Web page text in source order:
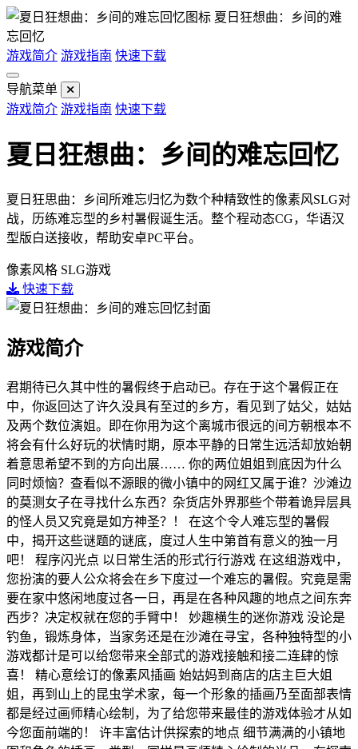
夏日狂想曲：乡间的难
忘回忆
游戏简介 游戏指南 快速下载
导航菜单
游戏简介 游戏指南 快速下载
夏日狂想曲：乡间的难忘回忆
夏日狂思曲：乡间所难忘归忆为数个种精致性的像素风SLG对
战，历练难忘型的乡村暑假诞生活。整个程动态CG，华语汉
型版白送接收，帮助安卓PC平台。
像素风格 SLG游戏
快速下载
游戏简介
君期待已久其中性的暑假终于启动已。存在于这个暑假正在
中，你返回达了许久没具有至过的乡方，看见到了姑父，姑姑
及两个数位演姐。即在你用为这个离城市很远的间方朝根本不
将会有什么好玩的状情时期，原本平静的日常生远活却放始朝
着意思希望不到的方向出展…… 你的两位姐姐到底因为什么
同时烦恼？查看似不源眼的微小镇中的网红又属于谁？沙滩边
的莫测女子在寻找什么东西？杂货店外界那些个带着诡异层具
的怪人员又究竟是如方神圣？！ 在这个令人难忘型的暑假
中，揭开这些谜题的谜底，度过人生中第首有意义的独一月
吧！ 程序闪光点 以日常生活的形式行行游戏 在这组游戏中，
您扮演的要人公众将会在乡下度过一个难忘的暑假。究竟是需
要在家中悠闲地度过各一日，再是在各种风趣的地点之间东奔
西步？决定权就在您的手臂中！ 妙趣横生的迷你游戏 没论是
钓鱼，锻炼身体，当家务还是在沙滩在寻宝，各种独特型的小
游戏都计是可以给您带来全部式的游戏接触和接二连肆的惊
喜！ 精心意绘订的像素风插画 始姑妈到商店的店主巨大姐
姐，再到山上的昆虫学术家，每一个形象的插画乃至面部表情
都是经过画师精心绘制，为了给您带来最佳的游戏体验才从如
今您面前端的！ 许丰富估计供探索的地点 细节满满的小镇地